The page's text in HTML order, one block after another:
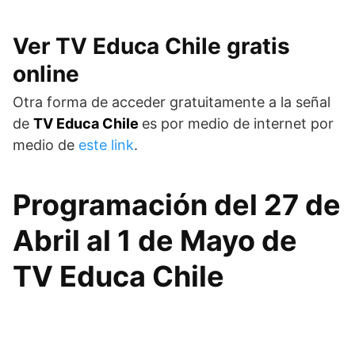
Ver TV Educa Chile gratis
online
Otra forma de acceder gratuitamente a la señal
de TV Educa Chile es por medio de internet por
medio de este link.
Programación del 27 de
Abril al 1 de Mayo de
TV Educa Chile